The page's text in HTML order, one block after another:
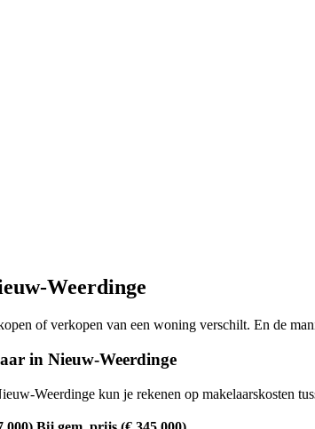
Weerdinge
of verkopen van een woning verschilt. En de
in Nieuw-Weerdinge
Weerdinge kun je rekenen op makelaarskosten